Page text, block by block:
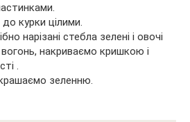
курки цілими.
нарізані стебла зелені і овочі
накриваємо кришкою і
.
зеленню.